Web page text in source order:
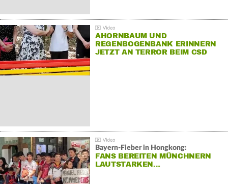
AHORNBAUM UND
REGENBOGENBANK ERINNERN
JETZT AN TERROR BEIM CSD
Bayern-Fieber in Hongkong:
FANS BEREITEN MÜNCHNERN
LAUTSTARKEN…